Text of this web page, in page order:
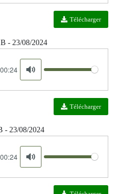
Télécharger
- 23/08/2024
00:24
Mute
Volume
Télécharger
- 23/08/2024
00:24
Mute
Volume